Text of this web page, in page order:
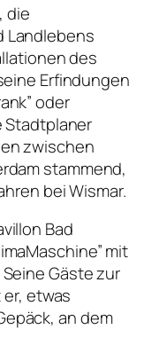
die
Landlebens
des
Erfindungen
oder
Stadtplaner
zwischen
stammend,
bei Wismar.
Bad
mit
Gäste zur
er, etwas
an dem